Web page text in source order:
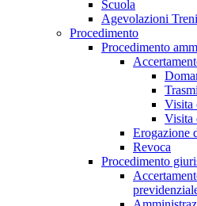
Scuola
Agevolazioni
Procedimento
Procedimento
Visita
Visita
Erogazione
Revoca
Procedimento